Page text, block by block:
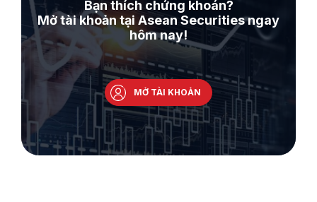
Bạn thích chứng khoán?
Mở tài khoản tại Asean Securities ngay
hôm nay!
MỞ TÀI KHOẢN